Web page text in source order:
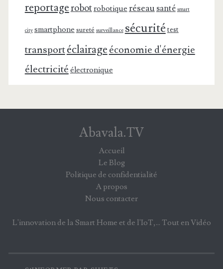
reportagerobotrobotique réseausanté smart
city smartphone sureté surveillance sécuritétest
transportéclairageéconomie d'énergie
électricité électronique
Abavala.TV
Accueil
Le Blog
Politique de confidentialité
A propos
Nous contacter
L'innovation de la Smart Home et de l'IoT,... Tout en Vidéo